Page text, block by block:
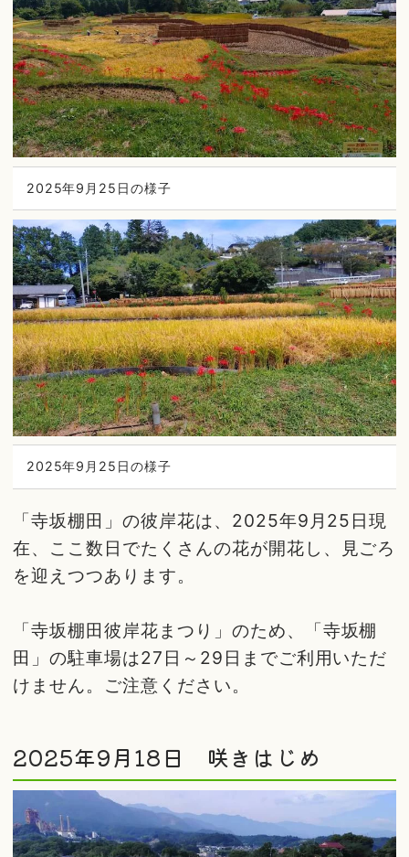
2025年9月25日の様子
2025年9月25日の様子
「寺坂棚田」の彼岸花は、2025年9月25日現
在、ここ数日でたくさんの花が開花し、見ごろ
を迎えつつあります。
「寺坂棚田彼岸花まつり」のため、「寺坂棚
田」の駐車場は27日～29日までご利用いただ
けません。ご注意ください。
2025年9月18日 咲きはじめ